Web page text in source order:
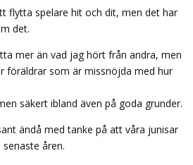
flytta spelare hit och dit, men det har
det.
mer än vad jag hört från andra, men
föräldrar som är missnöjda med hur
säkert ibland även på goda grunder.
ändå med tanke på att våra junisar
åren.